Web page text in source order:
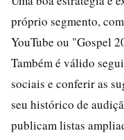
próprio segmento,
YouTube ou "Gospel
Também é válido
sociais e conferir as
seu histórico de
publicam listas